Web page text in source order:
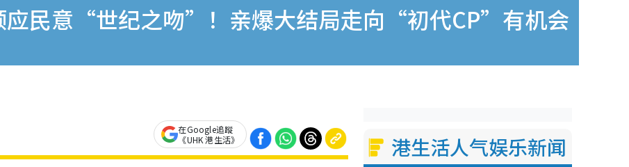
应民意“世纪之吻”！亲爆大结局走向“初代CP”有机会
在Google追蹤
《UHK 港生活》
港生活人气娱乐新闻